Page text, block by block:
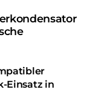
Einsatz in